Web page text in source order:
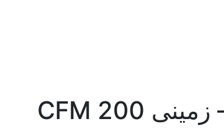
فن کویل سقفی – زمینی 200 CFM